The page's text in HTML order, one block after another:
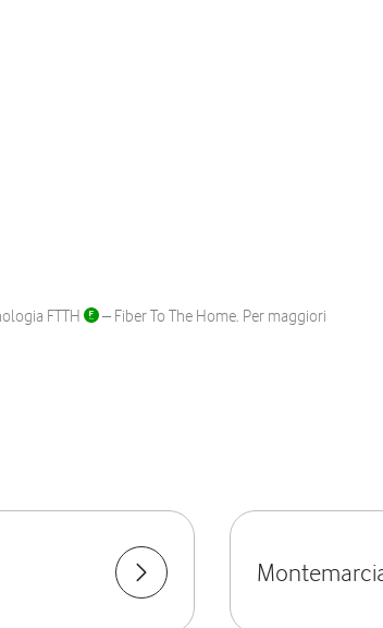
FTTH
– Fiber To The Home. Per maggiori